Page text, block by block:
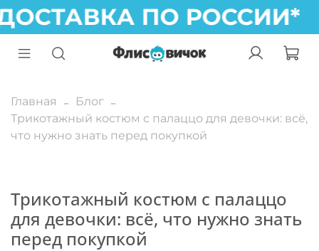
ПО РОССИИ*
Главная
Блог
Трикотажный костюм с палаццо для девочки: всё,
что нужно знать перед покупкой
Трикотажный костюм с палаццо
для девочки: всё, что нужно знать
перед покупкой